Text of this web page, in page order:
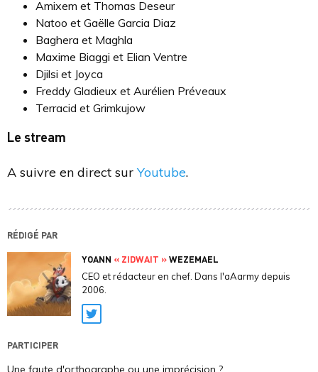
Amixem et Thomas Deseur
Natoo et Gaëlle Garcia Diaz
Baghera et Maghla
Maxime Biaggi et Elian Ventre
Djilsi et Joyca
Freddy Gladieux et Aurélien Préveaux
Terracid et Grimkujow
Le stream
A suivre en direct sur Youtube.
RÉDIGÉ PAR
YOANN « ZIDWAIT »WEZEMAEL
CEO et rédacteur en chef. Dans l'aAarmy depuis
2006.
Twitter
PARTICIPER
Une faute d'orthographe ou une imprécision ?